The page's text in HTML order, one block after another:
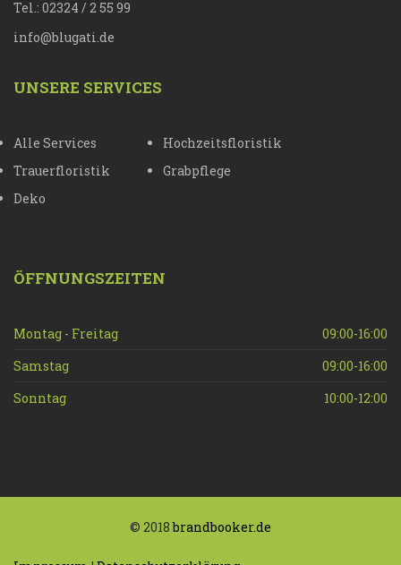
Tel.: 02324 / 2 55 99
info@blugati.de
UNSERE SERVICES
Alle Services
Hochzeitsfloristik
Trauerfloristik
Grabpflege
Deko
ÖFFNUNGSZEITEN
Montag - Freitag
09:00-16:00
Samstag
09:00-16:00
Sonntag
10:00-12:00
© 2018brandbooker.de